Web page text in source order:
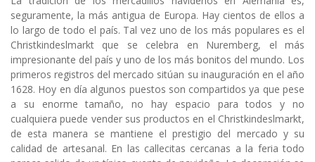
seguramente, la más antigua de Europa. Hay cientos de ellos a
lo largo de todo el país. Tal vez uno de los más populares es el
Christkindeslmarkt que se celebra en Nuremberg, el más
impresionante del país y uno de los más bonitos del mundo. Los
primeros registros del mercado sitúan su inauguración en el año
1628. Hoy en día algunos puestos son compartidos ya que pese
a su enorme tamaño, no hay espacio para todos y no
cualquiera puede vender sus productos en el Christkindeslmarkt,
de esta manera se mantiene el prestigio del mercado y su
calidad de artesanal. En las callecitas cercanas a la feria todo